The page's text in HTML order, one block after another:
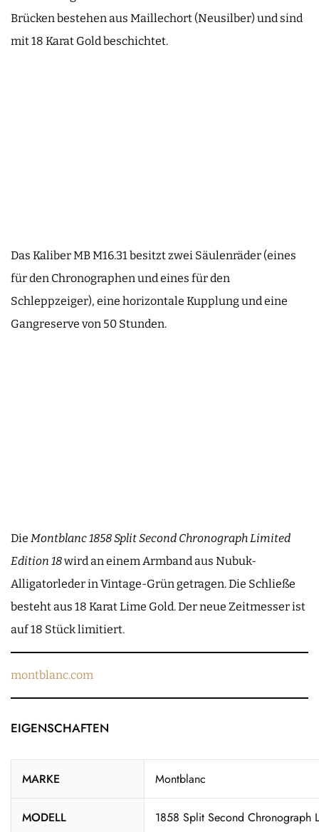
Brücken bestehen aus Maillechort (Neusilber) und sind
mit 18 Karat Gold beschichtet.
Das Kaliber MB M16.31 besitzt zwei Säulenräder (eines
für den Chronographen und eines für den
Schleppzeiger), eine horizontale Kupplung und eine
Gangreserve von 50 Stunden.
Die Montblanc1858 Split Second Chronograph Limited
Edition 18wird an einem Armband aus Nubuk-
Alligatorleder in Vintage-Grün getragen. Die Schließe
besteht aus 18 Karat Lime Gold. Der neue Zeitmesser ist
auf 18 Stück limitiert.
montblanc.com
EIGENSCHAFTEN
MARKE Montblanc
MODELL 1858 Split Second Chronograph